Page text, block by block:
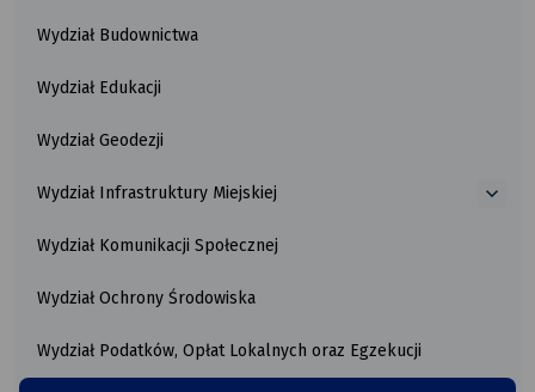
Wydział Budownictwa
Wydział Edukacji
Wydział Geodezji
Wydział Infrastruktury Miejskiej
Wydział Komunikacji Społecznej
Wydział Ochrony Środowiska
Wydział Podatków, Opłat Lokalnych oraz Egzekucji